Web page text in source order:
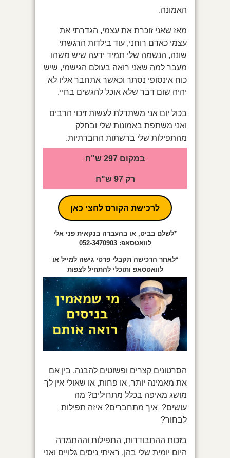
האמונה.
מאז שאני זוכרת את עצמי, הגדרתי את
עצמי כאדם רוחני, עוד בילדות הרגשתי
שונה, הנשמה שלי תמיד ידעה שיש משהו
מעבר למה שאני רואה בעולם הגישמי, שיש
כוח אינסופי נסתר וכאשר אתחבר אליו לא
יהיה שום דבר שלא אוכל להגשים בחיי.
בכול יום אני משתדלת לעשות זיכוי הרבים
ואני משתפת באמונות שלי ובחלק
מהתפילות שלי ברשתות החברתיות.
במקום 297 ש"ח
רק 97 ש"ח
לרכישת הקורס לחצי כאן
*לשלם בביט, או בהעברה בנקאית פני אלי
לוואטסאפ: 052-3470903
*לאחר הרכישה תקבלי פרטי גישה למייל או
לוואטסאפ ותוכלי להתחיל לצפות
הסרטונים קצרים ופשוטים להבנה, בין אם
את מאמינה יותר, או פחות, או שאולי אין לך
מושג מאיפה בכלל מתחילים? מה
עושים? איך מתחברים? איזה תפילות
לבחור?
בזכות ההתבודדות, התפילות וההתמדה
היום יומית שלי בהן, ראיתי ניסים גלויים ואני